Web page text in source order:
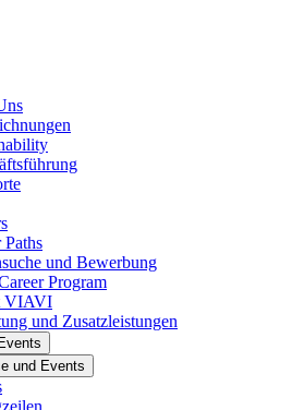
Paths
und Bewerbung
Program
VIAVI
und Zusatzleistungen
und Events